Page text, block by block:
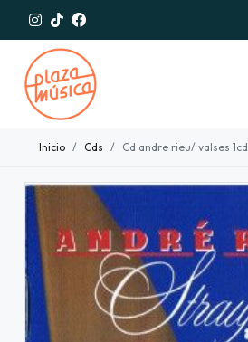
Inicio Cds Cd andre rieu/ valses 1cd